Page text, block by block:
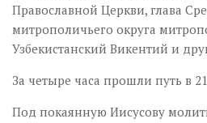
Православной Церкви, глава
митрополичьего округа
Узбекистанский Викентий и
За четыре часа прошли путь в
Под покаянную Иисусову